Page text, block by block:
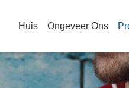
Huis Ongeveer Ons